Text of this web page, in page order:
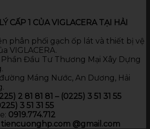
CẤP 1 CỦA VIGLACERA TẠI HẢI
phân phối gạch ốp lát và thiết bị vệ
VIGLACERA.
Phần Đầu Tư Thương Mại Xây Dựng
đường Máng Nước, An Dương, Hải
2 81 81 81 – (0225) 3 51 31 55
3 51 31 55
0919.774.712​
tiencuonghp.com @gmail.com